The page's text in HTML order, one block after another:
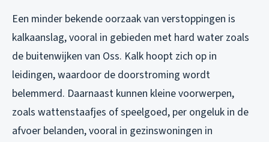
Een minder bekende oorzaak van verstoppingen is
kalkaanslag, vooral in gebieden met hard water zoals
de buitenwijken van Oss. Kalk hoopt zich op in
leidingen, waardoor de doorstroming wordt
belemmerd. Daarnaast kunnen kleine voorwerpen,
zoals wattenstaafjes of speelgoed, per ongeluk in de
afvoer belanden, vooral in gezinswoningen in